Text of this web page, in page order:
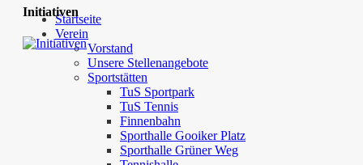
Startseite
Verein
Vorstand
Unsere Stellenangebote
Sportstätten
TuS Sportpark
TuS Tennis
Finnenbahn
Sporthalle Gooiker Platz
Sporthalle Grüner Weg
Initiativen